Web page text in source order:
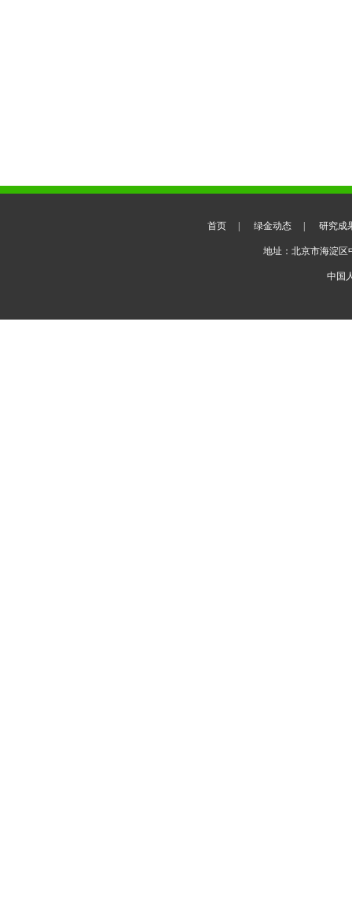
首页 |绿金动态 |研究成
地址：北京市海淀区
中国